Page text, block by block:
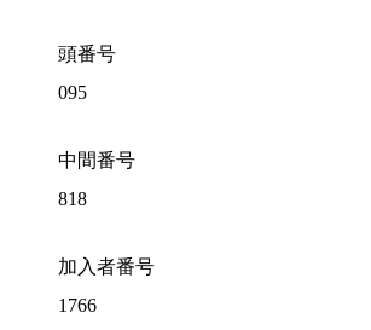
頭番号
095
中間番号
818
加入者番号
1766